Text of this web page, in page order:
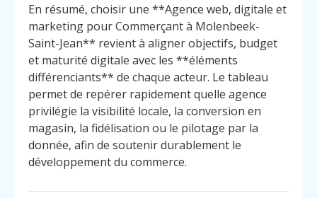
En résumé, choisir une **Agence web, digitale et
marketing pour Commerçant à Molenbeek-
Saint-Jean** revient à aligner objectifs, budget
et maturité digitale avec les **éléments
différenciants** de chaque acteur. Le tableau
permet de repérer rapidement quelle agence
privilégie la visibilité locale, la conversion en
magasin, la fidélisation ou le pilotage par la
donnée, afin de soutenir durablement le
développement du commerce.